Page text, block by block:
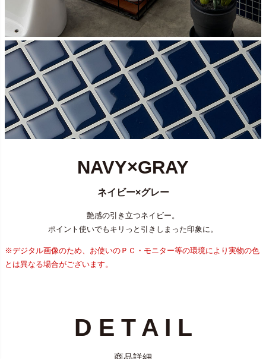
NAVY×GRAY
ネイビー×グレー
艶感の引き立つネイビー。
ポイント使いでもキリっと引きしまった印象に。
※デジタル画像のため、お使いのＰＣ・モニター等の環境により実物の色
とは異なる場合がございます。
D E T A I L